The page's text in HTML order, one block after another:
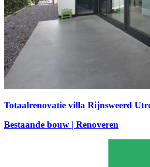
Totaalrenovatie villa Rijnsweerd
Bestaande bouw | Renoveren